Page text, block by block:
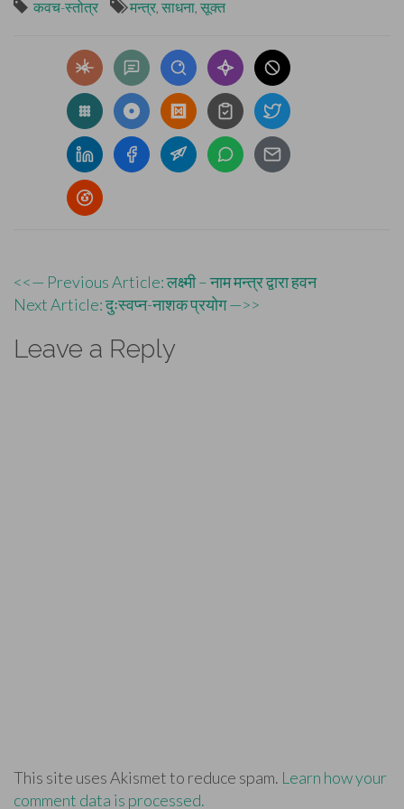
कवच-स्तोत्र मन्त्र, साधना, सूक्त
Post
navigation
<<— Previous Article: लक्ष्मी – नाम मन्त्र द्वारा हवन
Next Article: दुःस्वप्न-नाशक प्रयोग —>>
Leave a Reply
This site uses Akismet to reduce spam. Learn how your
comment data is processed.